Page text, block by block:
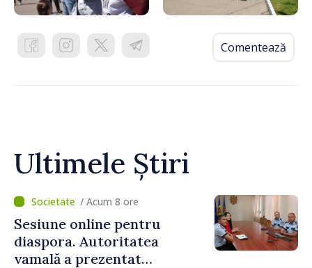
Comentează
Ultimele Știri
/ Acum 8 ore
Sesiune online pentru
diaspora. Autoritatea
vamală a prezentat